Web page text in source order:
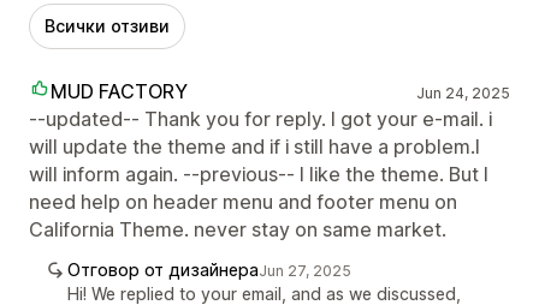
Всички отзиви
MUD FACTORY Jun 24, 2025
--updated-- Thank you for reply. I got your e-mail. i
will update the theme and if i still have a problem.I
will inform again. --previous-- I like the theme. But I
need help on header menu and footer menu on
California Theme. never stay on same market.
Отговор от дизайнераJun 27, 2025
Hi! We replied to your email, and as we discussed,